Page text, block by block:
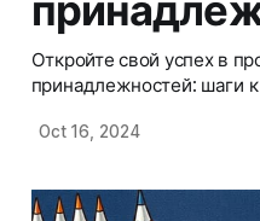
Откройте свой успех в
принадлежностей: шаги
Oct 16, 2024